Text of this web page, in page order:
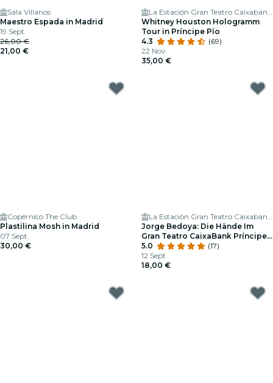
Sala Villanos
Maestro Espada in Madrid
19 Sept.
26,00 €
21,00 €
La Estación Gran Teatro Caixabank Príncipe Pío
Whitney Houston Hologramm
Tour in Príncipe Pío
4.3
(69)
22 Nov.
35,00 €
Copérnico The Club
Plastilina Mosh in Madrid
07 Sept.
30,00 €
La Estación Gran Teatro Caixabank Príncipe Pío
Jorge Bedoya: Die Hände Im
Gran Teatro CaixaBank Príncipe
Pío
5.0
(17)
12 Sept.
18,00 €